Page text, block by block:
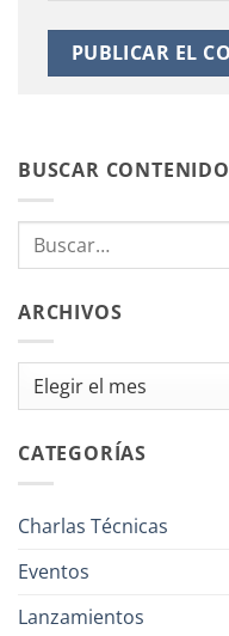
BUSCAR CONTENIDO
ARCHIVOS
Archivos
CATEGORÍAS
Charlas Técnicas
Eventos
Lanzamientos